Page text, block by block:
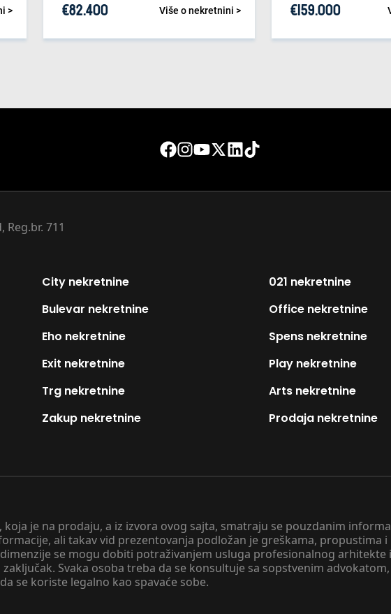
> Više o nekretnini >
€82.400 €159.000
koja je na prodaju, a iz izvora ovog sajta, smatraju se pouzdanim
ali takav vid prezentovanja podložan je greškama, propustima
se mogu dobiti potraživanjem usluga profesionalnog
Svaka osoba treba da se konsultuje sa sopstvenim
se koriste legalno kao spavaće sobe.
711
City nekretnine 021 nekretnine
Bulevar nekretnine Office nekretnine
Eho nekretnine Spens nekretnine
Exit nekretnine Play nekretnine
Trg nekretnine Arts nekretnine
Zakup nekretnine Prodaja nekretnine